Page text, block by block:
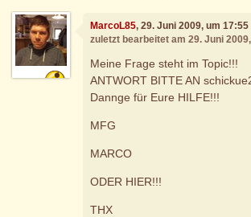
MarcoL85, 29. Juni 2009, um 17:55
zuletzt bearbeitet am 29. Juni
Meine Frage steht im Topic!!!
ANTWORT BITTE AN
Dannge für Eure HILFE!!!
MFG
MARCO
ODER HIER!!!
THX